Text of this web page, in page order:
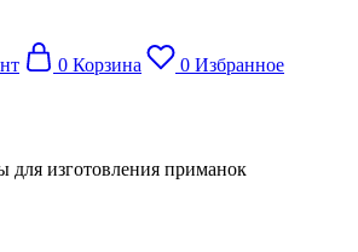
0 Корзина 0 Избранное
изготовления приманок